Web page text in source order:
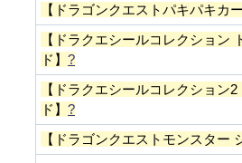
【ドラゴンクエストパキパキカ
【ドラクエシールコレクション
ド】?
【ドラクエシールコレクション
ド】?
【ドラゴンクエストモンスター